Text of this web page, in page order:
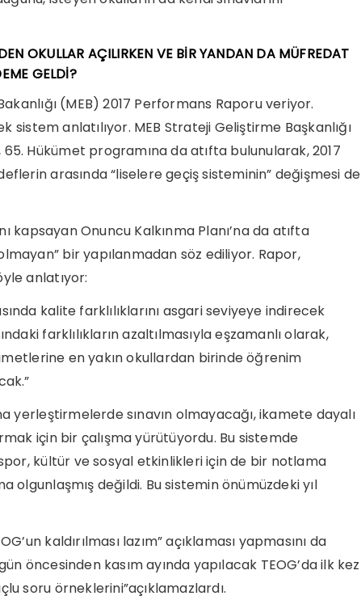
OKULLAR AÇILIRKEN VE BİR YANDAN DA MÜFREDAT
GELDİ?
(MEB) 2017 Performans Raporu veriyor.
sistem anlatılıyor. MEB Strateji Geliştirme Başkanlığı
Hükümet programına da atıfta bulunularak, 2017
arasında “liselere geçiş sisteminin” değişmesi de
kapsayan Onuncu Kalkınma Planı’na da atıfta
bir yapılanmadan söz ediliyor. Rapor,
anlatıyor:
kalite farklılıklarını asgari seviyeye indirecek
farklılıkların azaltılmasıyla eşzamanlı olarak,
en yakın okullardan birinde öğrenim
yerleştirmelerde sınavın olmayacağı, ikamete dayalı
için bir çalışma yürütüyordu. Bu sistemde
kültür ve sosyal etkinlikleri için de bir notlama
olgunlaşmış değildi. Bu sistemin önümüzdeki yıl
kaldırılması lazım” açıklaması yapmasını da
öncesinden kasım ayında yapılacak TEOG’da ilk kez
soru örneklerini”açıklamazlardı.